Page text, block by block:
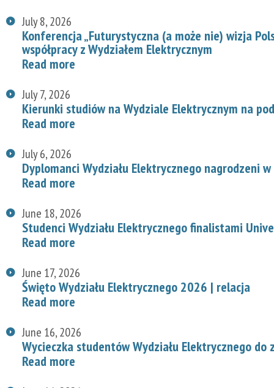
July 8, 2026
Konferencja „Futurystyczna (a może nie) wizja
współpracy z Wydziałem Elektrycznym
Read more
July 7, 2026
Kierunki studiów na Wydziale Elektrycznym na
Read more
July 6, 2026
Dyplomanci Wydziału Elektrycznego nagrodzeni
Read more
June 18, 2026
Studenci Wydziału Elektrycznego finalistami
Read more
June 17, 2026
Święto Wydziału Elektrycznego 2026 | relacja
Read more
June 16, 2026
Wycieczka studentów Wydziału Elektrycznego
Read more